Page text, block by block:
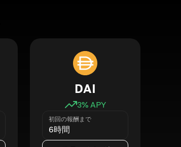
DAI
3% APY
初回の報酬まで
6時間